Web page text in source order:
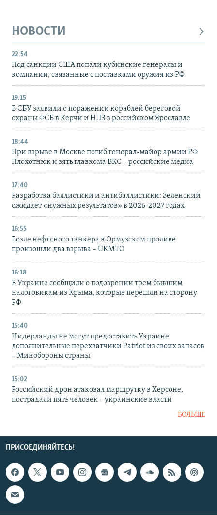
НОВОСТИ
22:54
Под санкции США попали кубинские генералы и
компании, связанные с поставками оружия из РФ
19:15
В СБУ заявили о поражении кораблей береговой
охраны ФСБ в Керчи и НПЗ в российском Ярославле
18:44
При взрыве в Москве погиб генерал-майор армии РФ
Плохотнюк и зять главкома ВКС – российские медиа
17:40
Разработка баллистики и антибаллистики: Зеленский
ожидает «нужных результатов» в 2026-2027 годах
16:55
Возле нефтяного танкера в Ормузском проливе
произошли два взрыва – UKMTO
16:18
В Украине сообщили о подозрении трем бывшим
налоговикам из Крыма, которые перешли на сторону
РФ
15:40
Нидерланды не могут предоставить Украине
дополнительные перехватчики Patriot из своих запасов
– Минобороны страны
15:02
Российский дрон атаковал маршрутку в Херсоне,
пострадали пять человек – украинские власти
БОЛЬШЕ
ПРИСОЕДИНЯЙТЕСЬ!